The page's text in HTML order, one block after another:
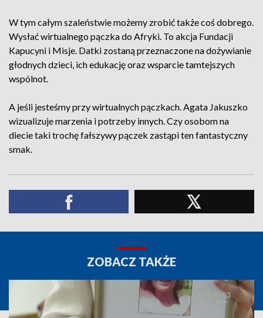
W tym całym szaleństwie możemy zrobić także coś dobrego.
Wysłać wirtualnego pączka do Afryki. To akcja Fundacji
Kapucyni i Misje. Datki zostaną przeznaczone na dożywianie
głodnych dzieci, ich edukację oraz wsparcie tamtejszych
wspólnot.
A jeśli jesteśmy przy wirtualnych pączkach. Agata Jakuszko
wizualizuje marzenia i potrzeby innych. Czy osobom na
diecie taki trochę fałszywy pączek zastąpi ten fantastyczny
smak.
ZOBACZ TAKŻE